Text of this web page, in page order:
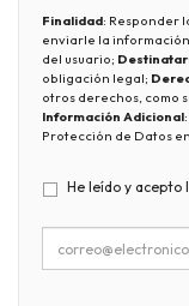
Finalidad: Responder
enviarle la
del usuario;
obligación legal;
otros derechos, como
Información Adicional
Protección de Datos
He leído y acepto